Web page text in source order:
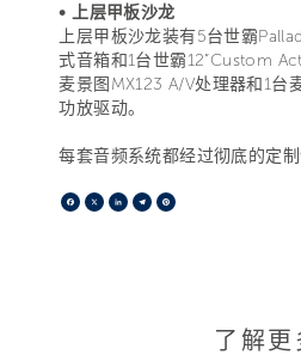
• 上层甲板沙龙
上层甲板沙龙装有5台世霸
式音箱和1台世霸12”Custom
麦景图MX123 A/V处理器和1台
功放驱动。
每套音频系统都经过彻底的定制
Facebook
X LinkedIn
Telegram
了解更